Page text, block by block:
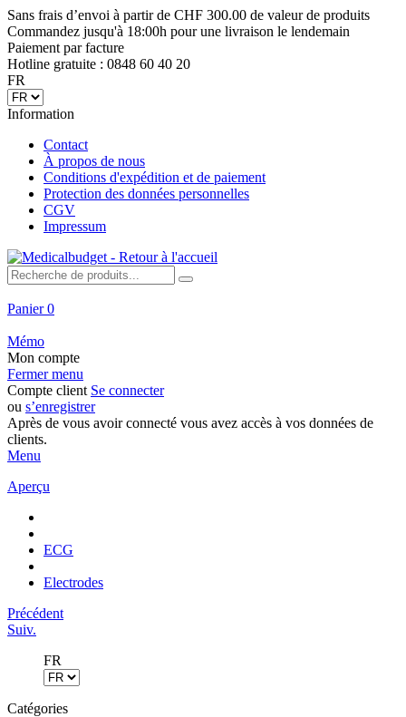
Sans frais d’envoi à partir de CHF 300.00 de valeur de produits
Commandez jusqu'à 18:00h pour une livraison le lendemain
Paiement par facture
Hotline gratuite : 0848 60 40 20
FR
Information
Contact
À propos de nous
Conditions d'expédition et de paiement
Protection des données personnelles
CGV
Impressum
Panier0
Mémo
Mon compte
Fermer menu
Compte client Se connecter
ou s’enregistrer
Après de vous avoir connecté vous avez accès à vos données de
clients.
Menu
Aperçu
ECG
Electrodes
Précédent
Suiv.
FR
Catégories